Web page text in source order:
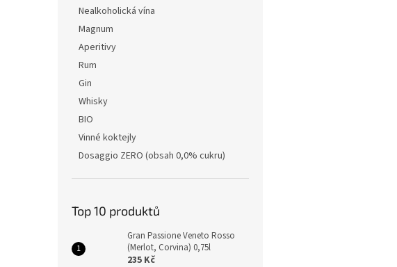
Nealkoholická vína
Magnum
Aperitivy
Rum
Gin
Whisky
BIO
Vinné koktejly
Dosaggio ZERO (obsah 0,0% cukru)
Top 10 produktů
Gran Passione Veneto Rosso
(Merlot, Corvina) 0,75l
235 Kč